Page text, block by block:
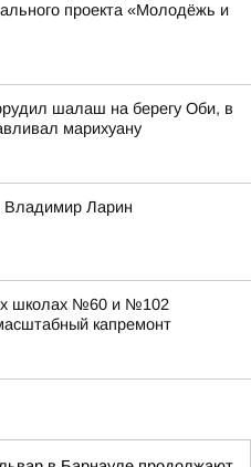
проекта «Молодёжь и
шалаш на берегу Оби, в
марихуану
Владимир Ларин
школах №60 и №102
капремонт